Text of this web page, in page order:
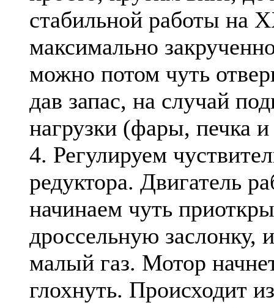
стабильной работы на
максимально
можно потом чуть
дав запас, на случай
нагрузки (фары, печка и
4. Регулируем
редуктора. Двигатель
начинаем чуть
дроссельную заслонку,
малый газ. Мотор
глохнуть. Происходит